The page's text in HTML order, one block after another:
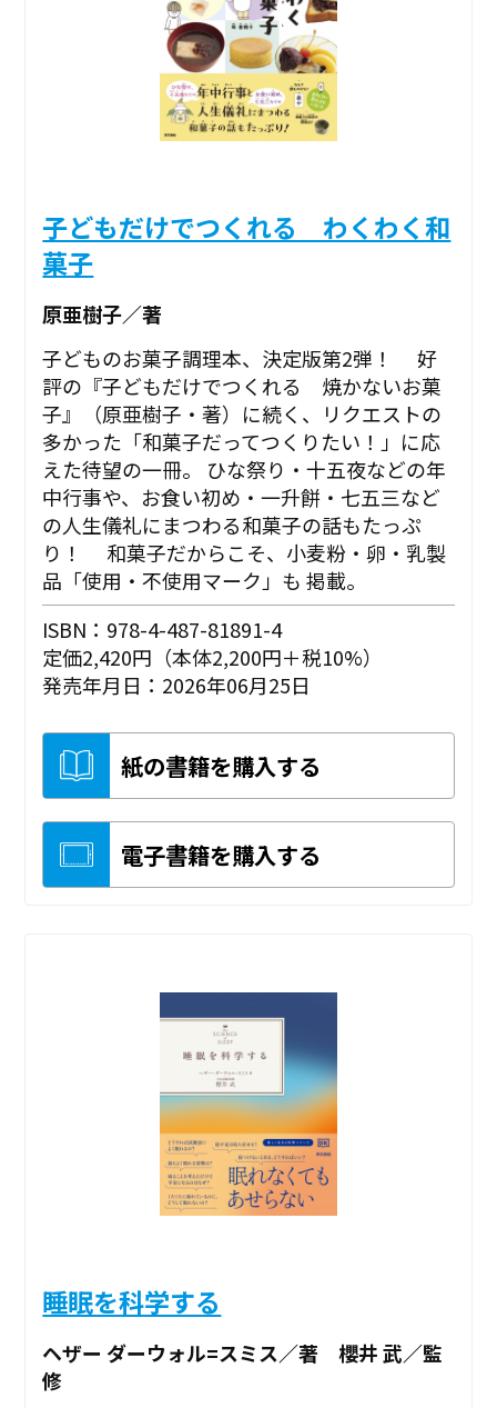
子どもだけでつくれる わくわく和
菓子
原亜樹子／著
子どものお菓子調理本、決定版第2弾！ 好
評の『子どもだけでつくれる 焼かないお菓
子』（原亜樹子・著）に続く、リクエストの
多かった「和菓子だってつくりたい！」に応
えた待望の一冊。 ひな祭り・十五夜などの年
中行事や、お食い初め・一升餅・七五三など
の人生儀礼にまつわる和菓子の話もたっぷ
り！ 和菓子だからこそ、小麦粉・卵・乳製
品「使用・不使用マーク」も 掲載。
ISBN：978-4-487-81891-4
定価2,420円（本体2,200円＋税10%）
発売年月日：2026年06月25日
紙の書籍を購入する
電子書籍を購入する
睡眠を科学する
ヘザー ダーウォル=スミス／著 櫻井 武／監
修